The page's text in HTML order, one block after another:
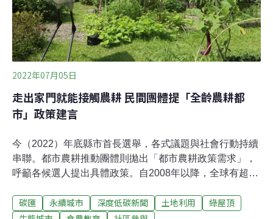
水跟植物根部侵入屋頂的隔層。儲水槽由智慧閥門管理。
在平時，儲水可供澆灌花草或是提供住戶廁所用水。但
是，
2022年07月05日
走出家門就能接觸農耕 民間團體提「全齡農耕都
市」政策建言
今（2022）年底縣市首長選舉，各式議題與社會行動持續
串聯。都市農耕推動團體則拋出「都市農耕政策需求」，
呼籲各候選人提出具體政策。自2008年以降，全球有超過
市裡。「支持農耕是有票的」都市農耕網發言人楊志彬說
道。都市人口擴張 城市裡的農耕政策需求 更將是未來重要
碳匯 永續城市 深度低碳新聞 土地利用
綠屋頂